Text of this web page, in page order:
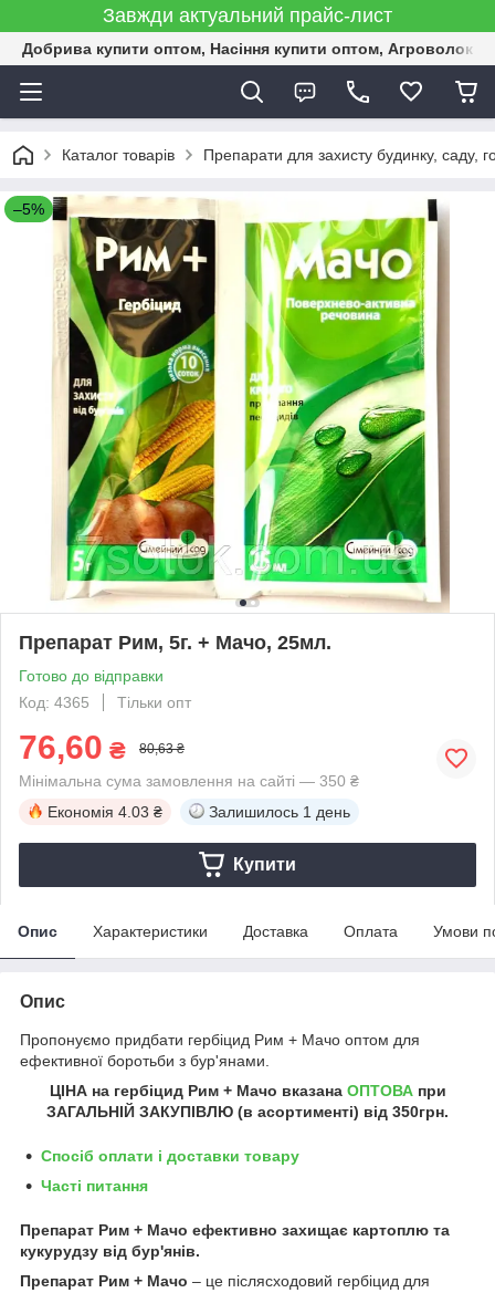
Завжди актуальний прайс-лист
Добрива купити оптом, Насіння купити оптом,
Каталог товарів Препарати для захисту будинку, саду,
–5%
Препарат Рим, 5г. + Мачо, 25мл.
Готово до відправки
Код: 4365
Тільки опт
76,60 ₴ 80,63 ₴
Мінімальна сума замовлення на сайті — 350 ₴
Економія 4.03 ₴ Залишилось 1 день
Купити
Опис Характеристики Доставка Оплата Умови
Опис
Пропонуємо придбати гербіцид Рим + Мачо оптом для
ефективної боротьби з бур'янами.
ЦІНА на гербіцид Рим + Мачо вказана ОПТОВАпри
ЗАГАЛЬНІЙ ЗАКУПІВЛЮ (в асортименті) від 350грн.
Спосіб оплати і доставки товару
Часті питання
Препарат Рим + Мачо ефективно захищає картоплю та
кукурудзу від бур'янів.
Препарат Рим + Мачо – це післясходовий гербіцид для